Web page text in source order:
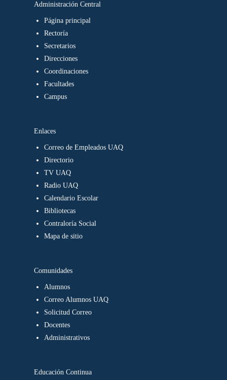
Administración Central
Página principal
Rectoría
Secretarios
Direcciones
Coordinaciones
Facultades
Campus
Enlaces
Correo de Empleados UAQ
Directorio
TV UAQ
Radio UAQ
Calendario Escolar
Bibliotecas
Contraloría Social
Mapa de sitio
Comunidades
Alumnos
Correo Alumnos UAQ
Solicitud Correo
Docentes
Administrativos
Educación Continua